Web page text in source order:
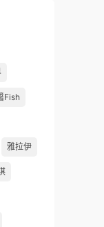
Fish
雅拉伊